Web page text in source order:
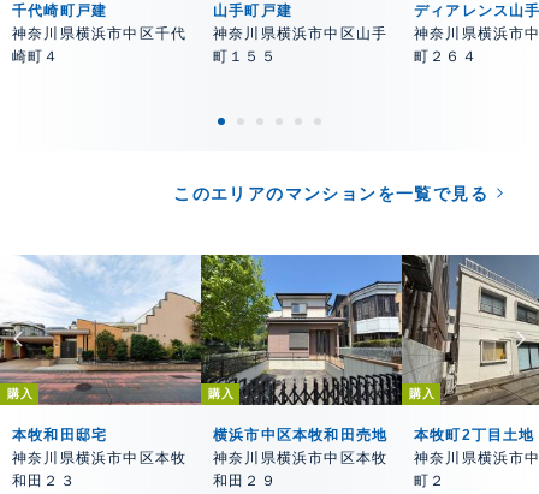
千代崎町戸建
神奈川県横浜市中区千代
崎町４
山手町戸建
神奈川県横浜市中区山手
町１５５
ディアレンス山
神奈川県横浜市
町２６４
このエリアのマンションを一覧で見る
購入
本牧和田邸宅
神奈川県横浜市中区本牧
和田２３
購入
横浜市中区本牧和田売地
神奈川県横浜市中区本牧
和田２９
購入
本牧町2丁目土地
神奈川県横浜市
町２